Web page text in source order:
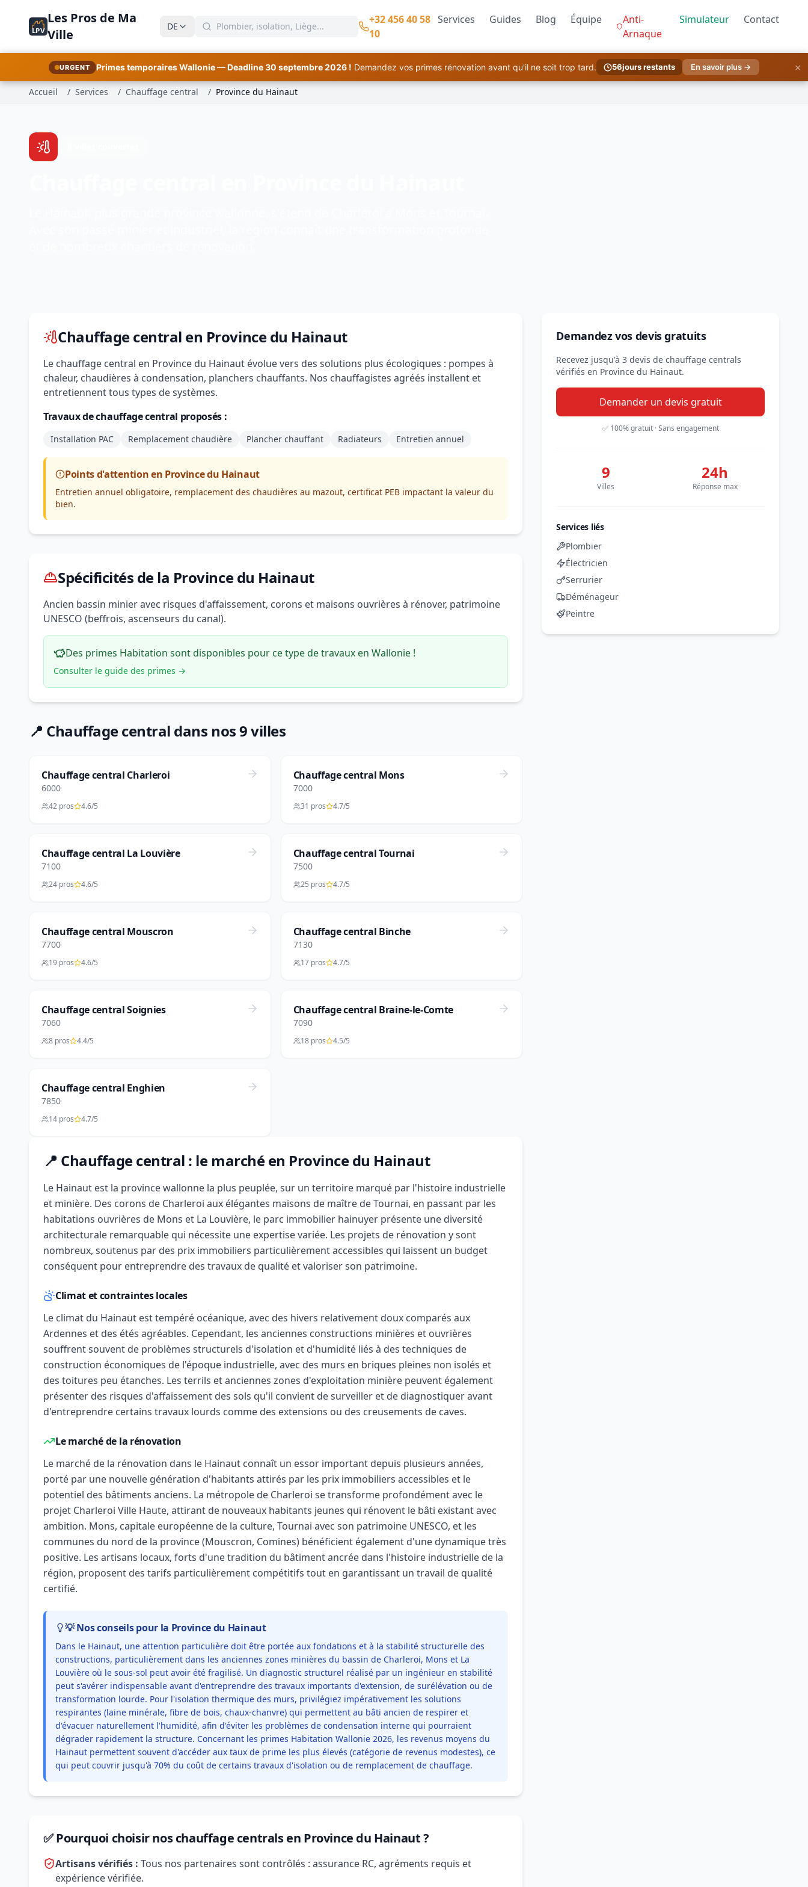
LPV
Les Pros de Ma
Ville
DE
+32 456 40 58
10
Services Guides Blog Équipe
Anti-
Arnaque
Simulateur Contact
URGENT Primes temporaires Wallonie — Deadline 30 septembre 2026 ! Demandez vos primes rénovation avant qu'il ne soit trop tard. 56jours restants En savoir plus → ×
Accueil / Services / Chauffage central / Province du Hainaut
Chauffage central en Province du Hainaut
Le chauffage central en Province du Hainaut évolue vers des solutions plus écologiques : pompes à
chaleur, chaudières à condensation, planchers chauffants. Nos chauffagistes agréés installent et
entretiennent tous types de systèmes.
Travaux de chauffage central proposés :
Installation PAC Remplacement chaudière Plancher chauffant Radiateurs Entretien annuel
Points d'attention en Province du Hainaut
Entretien annuel obligatoire, remplacement des chaudières au mazout, certificat PEB impactant la valeur du
bien.
Spécificités de la Province du Hainaut
Ancien bassin minier avec risques d'affaissement, corons et maisons ouvrières à rénover, patrimoine
UNESCO (beffrois, ascenseurs du canal).
Des primes Habitation sont disponibles pour ce type de travaux en Wallonie !
Consulter le guide des primes →
📍 Chauffage central dans nos 9 villes
Chauffage central Charleroi
6000
42 pros 4.6/5
Chauffage central Mons
7000
31 pros 4.7/5
Chauffage central La Louvière
7100
24 pros 4.6/5
Chauffage central Tournai
7500
25 pros 4.7/5
Chauffage central Mouscron
7700
19 pros 4.6/5
Chauffage central Binche
7130
17 pros 4.7/5
Chauffage central Soignies
7060
8 pros 4.4/5
Chauffage central Braine-le-Comte
7090
18 pros 4.5/5
Chauffage central Enghien
7850
14 pros 4.7/5
📍 Chauffage central : le marché en Province du Hainaut
Le Hainaut est la province wallonne la plus peuplée, sur un territoire marqué par l'histoire industrielle
et minière. Des corons de Charleroi aux élégantes maisons de maître de Tournai, en passant par les
habitations ouvrières de Mons et La Louvière, le parc immobilier hainuyer présente une diversité
architecturale remarquable qui nécessite une expertise variée. Les projets de rénovation y sont
nombreux, soutenus par des prix immobiliers particulièrement accessibles qui laissent un budget
conséquent pour entreprendre des travaux de qualité et valoriser son patrimoine.
Climat et contraintes locales
Le climat du Hainaut est tempéré océanique, avec des hivers relativement doux comparés aux
Ardennes et des étés agréables. Cependant, les anciennes constructions minières et ouvrières
souffrent souvent de problèmes structurels d'isolation et d'humidité liés à des techniques de
construction économiques de l'époque industrielle, avec des murs en briques pleines non isolés et
des toitures peu étanches. Les terrils et anciennes zones d'exploitation minière peuvent également
présenter des risques d'affaissement des sols qu'il convient de surveiller et de diagnostiquer avant
d'entreprendre certains travaux lourds comme des extensions ou des creusements de caves.
Le marché de la rénovation
Le marché de la rénovation dans le Hainaut connaît un essor important depuis plusieurs années,
porté par une nouvelle génération d'habitants attirés par les prix immobiliers accessibles et le
potentiel des bâtiments anciens. La métropole de Charleroi se transforme profondément avec le
projet Charleroi Ville Haute, attirant de nouveaux habitants jeunes qui rénovent le bâti existant avec
ambition. Mons, capitale européenne de la culture, Tournai avec son patrimoine UNESCO, et les
communes du nord de la province (Mouscron, Comines) bénéficient également d'une dynamique très
positive. Les artisans locaux, forts d'une tradition du bâtiment ancrée dans l'histoire industrielle de la
région, proposent des tarifs particulièrement compétitifs tout en garantissant un travail de qualité
certifié.
💡 Nos conseils pour la Province du Hainaut
Dans le Hainaut, une attention particulière doit être portée aux fondations et à la stabilité structurelle des
constructions, particulièrement dans les anciennes zones minières du bassin de Charleroi, Mons et La
Louvière où le sous-sol peut avoir été fragilisé. Un diagnostic structurel réalisé par un ingénieur en stabilité
peut s'avérer indispensable avant d'entreprendre des travaux importants d'extension, de surélévation ou de
transformation lourde. Pour l'isolation thermique des murs, privilégiez impérativement les solutions
respirantes (laine minérale, fibre de bois, chaux-chanvre) qui permettent au bâti ancien de respirer et
d'évacuer naturellement l'humidité, afin d'éviter les problèmes de condensation interne qui pourraient
dégrader rapidement la structure. Concernant les primes Habitation Wallonie 2026, les revenus moyens du
Hainaut permettent souvent d'accéder aux taux de prime les plus élevés (catégorie de revenus modestes), ce
qui peut couvrir jusqu'à 70% du coût de certains travaux d'isolation ou de remplacement de chauffage.
✅ Pourquoi choisir nos chauffage centrals en Province du Hainaut ?
Artisans vérifiés : Tous nos partenaires sont contrôlés : assurance RC, agréments requis et
expérience vérifiée.
Demandez vos devis gratuits
Recevez jusqu'à 3 devis de chauffage centrals
vérifiés en Province du Hainaut.
Demander un devis gratuit
✅ 100% gratuit · Sans engagement
9
Villes
24h
Réponse max
Services liés
Plombier
Électricien
Serrurier
Déménageur
Peintre